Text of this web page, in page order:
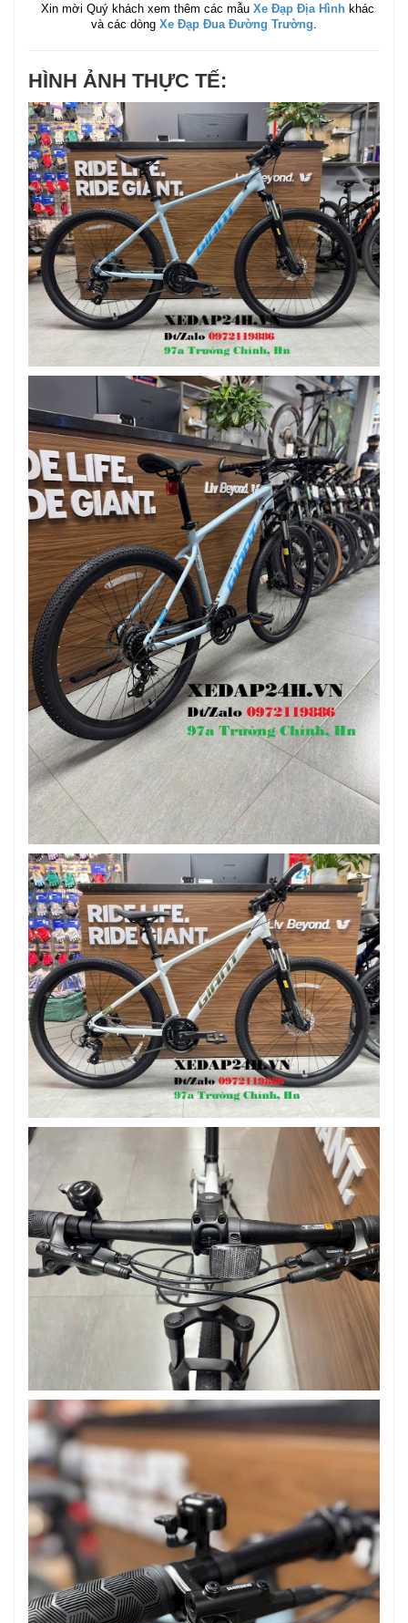
Xin mời Quý khách xem thêm các mẫu Xe Đạp Địa Hình khác
và các dòng Xe Đạp Đua Đường Trường.
HÌNH ẢNH THỰC TẾ: